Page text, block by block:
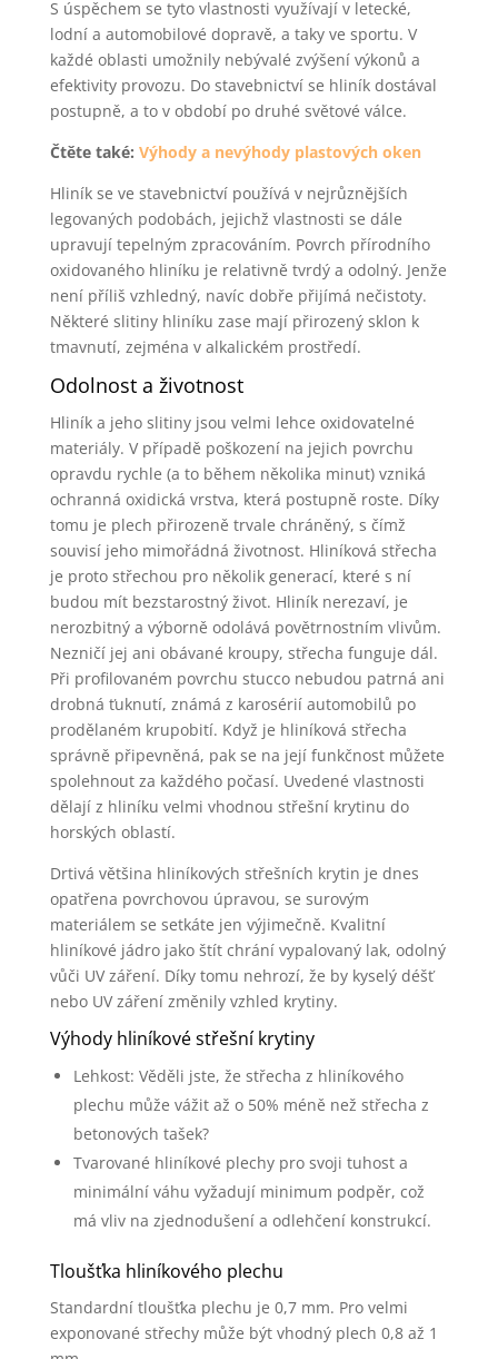
S úspěchem se tyto vlastnosti využívají v letecké,
lodní a automobilové dopravě, a taky ve sportu. V
každé oblasti umožnily nebývalé zvýšení výkonů a
efektivity provozu. Do stavebnictví se hliník dostával
postupně, a to v období po druhé světové válce.
Čtěte také: Výhody a nevýhody plastových oken
Hliník se ve stavebnictví používá v nejrůznějších
legovaných podobách, jejichž vlastnosti se dále
upravují tepelným zpracováním. Povrch přírodního
oxidovaného hliníku je relativně tvrdý a odolný. Jenže
není příliš vzhledný, navíc dobře přijímá nečistoty.
Některé slitiny hliníku zase mají přirozený sklon k
tmavnutí, zejména v alkalickém prostředí.
Odolnost a životnost
Hliník a jeho slitiny jsou velmi lehce oxidovatelné
materiály. V případě poškození na jejich povrchu
opravdu rychle (a to během několika minut) vzniká
ochranná oxidická vrstva, která postupně roste. Díky
tomu je plech přirozeně trvale chráněný, s čímž
souvisí jeho mimořádná životnost. Hliníková střecha
je proto střechou pro několik generací, které s ní
budou mít bezstarostný život. Hliník nerezaví, je
nerozbitný a výborně odolává povětrnostním vlivům.
Nezničí jej ani obávané kroupy, střecha funguje dál.
Při profilovaném povrchu stucco nebudou patrná ani
drobná ťuknutí, známá z karosérií automobilů po
prodělaném krupobití. Když je hliníková střecha
správně připevněná, pak se na její funkčnost můžete
spolehnout za každého počasí. Uvedené vlastnosti
dělají z hliníku velmi vhodnou střešní krytinu do
horských oblastí.
Drtivá většina hliníkových střešních krytin je dnes
opatřena povrchovou úpravou, se surovým
materiálem se setkáte jen výjimečně. Kvalitní
hliníkové jádro jako štít chrání vypalovaný lak, odolný
vůči UV záření. Díky tomu nehrozí, že by kyselý déšť
nebo UV záření změnily vzhled krytiny.
Výhody hliníkové střešní krytiny
Lehkost: Věděli jste, že střecha z hliníkového
plechu může vážit až o 50% méně než střecha z
betonových tašek?
Tvarované hliníkové plechy pro svoji tuhost a
minimální váhu vyžadují minimum podpěr, což
má vliv na zjednodušení a odlehčení konstrukcí.
Tloušťka hliníkového plechu
Standardní tloušťka plechu je 0,7 mm. Pro velmi
exponované střechy může být vhodný plech 0,8 až 1